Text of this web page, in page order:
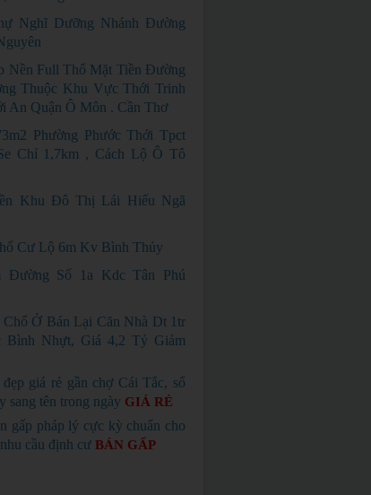
Nghĩ Dưỡng Nhánh Đường
Nền Full Thổ Mặt Tiền Đường
Thuộc Khu Vực Thới Trinh
An Quận Ô Môn . Cần Thơ
Phường Phước Thới Tpct
Chỉ 1,7km , Cách Lộ Ô Tô
Khu Đô Thị Lái Hiếu Ngã
Cư Lộ 6m Kv Bình Thủy
Đường Số 1a Kdc Tân Phú
Chổ Ở Bán Lại Căn Nhà Dt 1tr
Bình Nhựt, Giá 4,2 Tỷ Giảm
đẹp giá rẻ gần chợ Cái Tắc, sổ
sang tên trong ngày GIÁ RẺ
gấp pháp lý cực kỳ chuẩn cho
cầu định cư BÁN GẤP